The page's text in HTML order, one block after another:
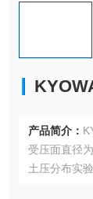
产品简介：
受压面直径
土压分布实